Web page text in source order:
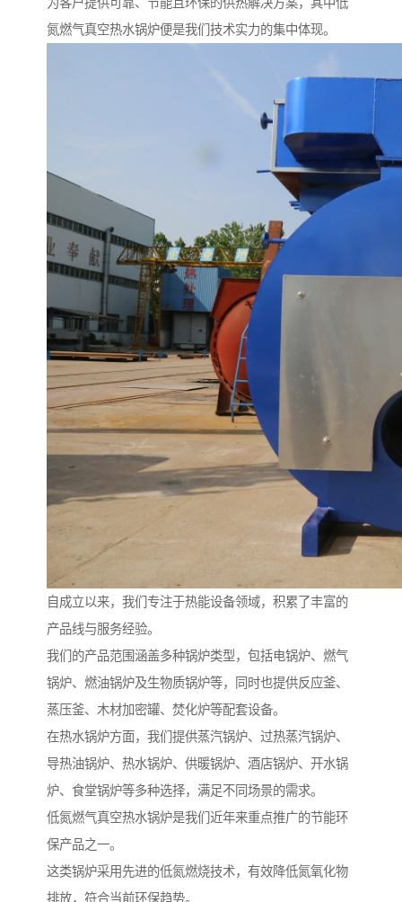
为客户提供可靠、节能且环保的供热解决方案，其中低
氮燃气真空热水锅炉便是我们技术实力的集中体现。
自成立以来，我们专注于热能设备领域，积累了丰富的
产品线与服务经验。
我们的产品范围涵盖多种锅炉类型，包括电锅炉、燃气
锅炉、燃油锅炉及生物质锅炉等，同时也提供反应釜、
蒸压釜、木材加密罐、焚化炉等配套设备。
在热水锅炉方面，我们提供蒸汽锅炉、过热蒸汽锅炉、
导热油锅炉、热水锅炉、供暖锅炉、酒店锅炉、开水锅
炉、食堂锅炉等多种选择，满足不同场景的需求。
低氮燃气真空热水锅炉是我们近年来重点推广的节能环
保产品之一。
这类锅炉采用先进的低氮燃烧技术，有效降低氮氧化物
排放，符合当前环保趋势。